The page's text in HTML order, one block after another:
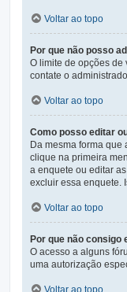
Voltar ao topo
Por que não posso
O limite de opções
contate o
Voltar ao topo
Como posso editar
Da mesma forma
clique na primeira
a enquete ou editar
excluir essa enquete.
Voltar ao topo
Por que não consigo
O acesso a alguns
uma autorização
Voltar ao topo